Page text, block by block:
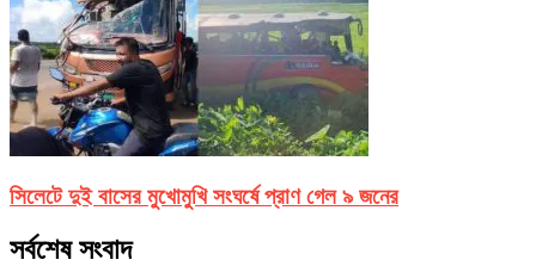
সিলেটে দুই বাসের মুখোমুখি সংঘর্ষে প্রাণ গেল ৯ জনের
সর্বশেষ সংবাদ